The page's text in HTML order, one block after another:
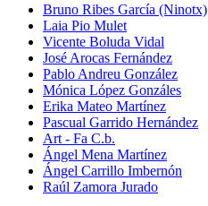
Bruno Ribes García (Ninotx)
Laia Pio Mulet
Vicente Boluda Vidal
José Arocas Fernández
Pablo Andreu González
Mónica López Gonzáles
Erika Mateo Martínez
Pascual Garrido Hernández
Art - Fa C.b.
Ángel Mena Martínez
Ángel Carrillo Imbernón
Raúl Zamora Jurado